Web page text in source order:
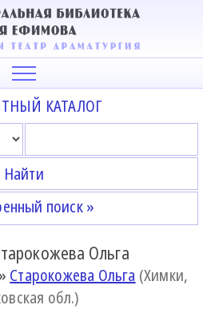
КАТАЛОГ
поиск »
Ольга
» Старокожева Ольга (Химки,
обл.)